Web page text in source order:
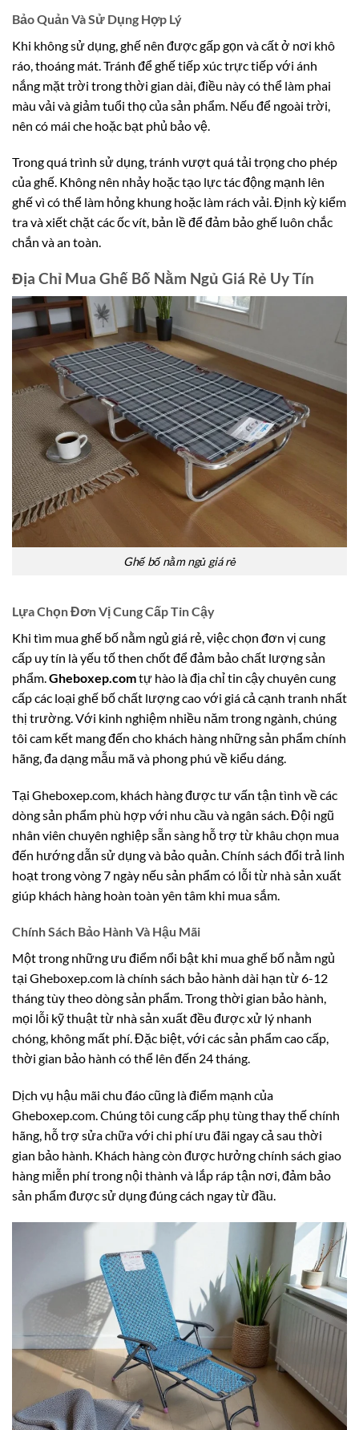
Bảo Quản Và Sử Dụng Hợp Lý
Khi không sử dụng, ghế nên được gấp gọn và cất ở nơi khô
ráo, thoáng mát. Tránh để ghế tiếp xúc trực tiếp với ánh
nắng mặt trời trong thời gian dài, điều này có thể làm phai
màu vải và giảm tuổi thọ của sản phẩm. Nếu để ngoài trời,
nên có mái che hoặc bạt phủ bảo vệ.
Trong quá trình sử dụng, tránh vượt quá tải trọng cho phép
của ghế. Không nên nhảy hoặc tạo lực tác động mạnh lên
ghế vì có thể làm hỏng khung hoặc làm rách vải. Định kỳ kiểm
tra và xiết chặt các ốc vít, bản lề để đảm bảo ghế luôn chắc
chắn và an toàn.
Địa Chỉ Mua Ghế Bố Nằm Ngủ Giá Rẻ Uy Tín
Ghế bố nằm ngủ giá rẻ
Lựa Chọn Đơn Vị Cung Cấp Tin Cậy
Khi tìm mua ghế bố nằm ngủ giá rẻ, việc chọn đơn vị cung
cấp uy tín là yếu tố then chốt để đảm bảo chất lượng sản
phẩm. Gheboxep.comtự hào là địa chỉ tin cậy chuyên cung
cấp các loại ghế bố chất lượng cao với giá cả cạnh tranh nhất
thị trường. Với kinh nghiệm nhiều năm trong ngành, chúng
tôi cam kết mang đến cho khách hàng những sản phẩm chính
hãng, đa dạng mẫu mã và phong phú về kiểu dáng.
Tại Gheboxep.com, khách hàng được tư vấn tận tình về các
dòng sản phẩm phù hợp với nhu cầu và ngân sách. Đội ngũ
nhân viên chuyên nghiệp sẵn sàng hỗ trợ từ khâu chọn mua
đến hướng dẫn sử dụng và bảo quản. Chính sách đổi trả linh
hoạt trong vòng 7 ngày nếu sản phẩm có lỗi từ nhà sản xuất
giúp khách hàng hoàn toàn yên tâm khi mua sắm.
Chính Sách Bảo Hành Và Hậu Mãi
Một trong những ưu điểm nổi bật khi mua ghế bố nằm ngủ
tại Gheboxep.com là chính sách bảo hành dài hạn từ 6-12
tháng tùy theo dòng sản phẩm. Trong thời gian bảo hành,
mọi lỗi kỹ thuật từ nhà sản xuất đều được xử lý nhanh
chóng, không mất phí. Đặc biệt, với các sản phẩm cao cấp,
thời gian bảo hành có thể lên đến 24 tháng.
Dịch vụ hậu mãi chu đáo cũng là điểm mạnh của
Gheboxep.com. Chúng tôi cung cấp phụ tùng thay thế chính
hãng, hỗ trợ sửa chữa với chi phí ưu đãi ngay cả sau thời
gian bảo hành. Khách hàng còn được hưởng chính sách giao
hàng miễn phí trong nội thành và lắp ráp tận nơi, đảm bảo
sản phẩm được sử dụng đúng cách ngay từ đầu.